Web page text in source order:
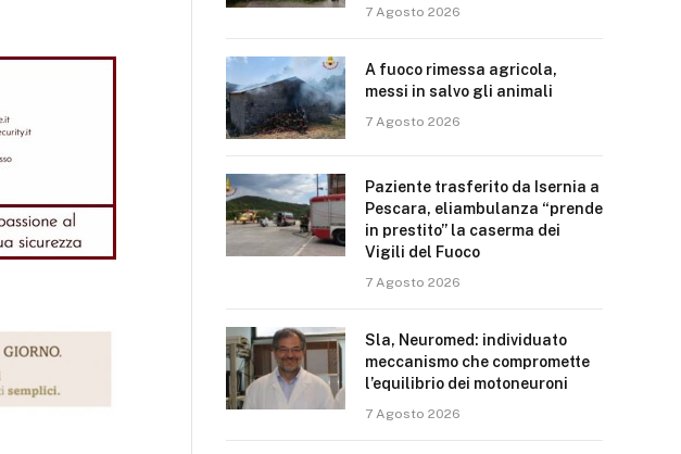
7 Agosto 2026
A fuoco rimessa agricola,
messi in salvo gli animali
7 Agosto 2026
Paziente trasferito da Isernia a
Pescara, eliambulanza “prende
in prestito” la caserma dei
Vigili del Fuoco
7 Agosto 2026
Sla, Neuromed: individuato
meccanismo che compromette
l’equilibrio dei motoneuroni
7 Agosto 2026